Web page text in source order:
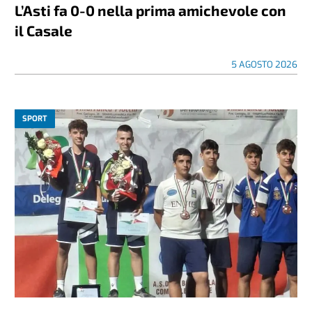
L’Asti fa 0-0 nella prima amichevole con
il Casale
5 AGOSTO 2026
SPORT